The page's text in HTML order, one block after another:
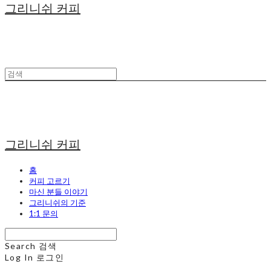
그리니쉬 커피
그리니쉬 커피
홈
커피 고르기
마신 분들 이야기
그리니쉬의 기준
1:1 문의
Search 검색
Log In 로그인